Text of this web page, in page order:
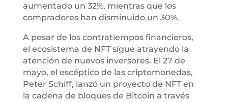
aumentado un 32%, mientras que los
compradores han disminuido un 30%.
A pesar de los contratiempos financieros,
el ecosistema de NFT sigue atrayendo la
atención de nuevos inversores. El 27 de
mayo, el escéptico de las criptomonedas,
Peter Schiff, lanzó un proyecto de NFT en
la cadena de bloques de Bitcoin a través